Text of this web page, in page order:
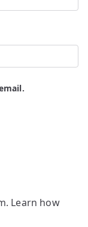
Learn how